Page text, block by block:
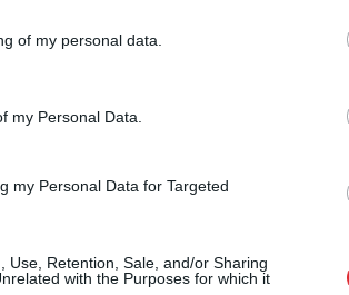
of my personal data.
my Personal Data.
my Personal Data for Targeted
Use, Retention, Sale, and/or Sharing
with the Purposes for which it
“Nabagacilvēki…”